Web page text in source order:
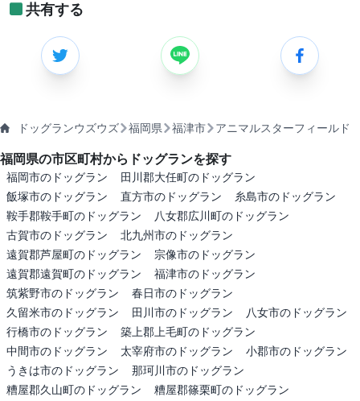
共有する
ドッグランウズウズ 福岡県 福津市 アニマルスターフィールド
福岡県の市区町村からドッグランを探す
福岡市のドッグラン
田川郡大任町のドッグラン
飯塚市のドッグラン
直方市のドッグラン
糸島市のドッグラン
鞍手郡鞍手町のドッグラン
八女郡広川町のドッグラン
古賀市のドッグラン
北九州市のドッグラン
遠賀郡芦屋町のドッグラン
宗像市のドッグラン
遠賀郡遠賀町のドッグラン
福津市のドッグラン
筑紫野市のドッグラン
春日市のドッグラン
久留米市のドッグラン
田川市のドッグラン
八女市のドッグラン
行橋市のドッグラン
築上郡上毛町のドッグラン
中間市のドッグラン
太宰府市のドッグラン
小郡市のドッグラン
うきは市のドッグラン
那珂川市のドッグラン
糟屋郡久山町のドッグラン
糟屋郡篠栗町のドッグラン